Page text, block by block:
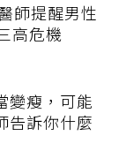
師提醒男性
高危機
變瘦，可能
告訴你什麼